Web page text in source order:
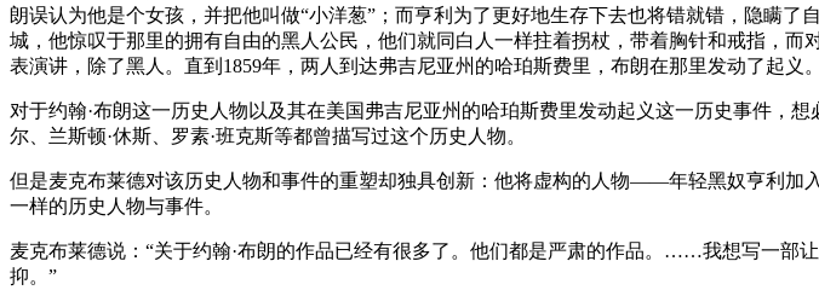
朗误认为他是个女孩，并把他叫做“小洋葱”；而亨利为了更好地生存下去也将错就错，隐瞒
城，他惊叹于那里的拥有自由的黑人公民，他们就同白人一样拄着拐杖，带着胸针和戒指，
表演讲，除了黑人。直到1859年，两人到达弗吉尼亚州的哈珀斯费里，布朗在那里发动了起义
对于约翰·布朗这一历史人物以及其在美国弗吉尼亚州的哈珀斯费里发动起义这一历史事件，
尔、兰斯顿·休斯、罗素·班克斯等都曾描写过这个历史人物。
但是麦克布莱德对该历史人物和事件的重塑却独具创新：他将虚构的人物——年轻黑奴亨利加
一样的历史人物与事件。
麦克布莱德说：“关于约翰·布朗的作品已经有很多了。他们都是严肃的作品。……我想写一部
抑。”